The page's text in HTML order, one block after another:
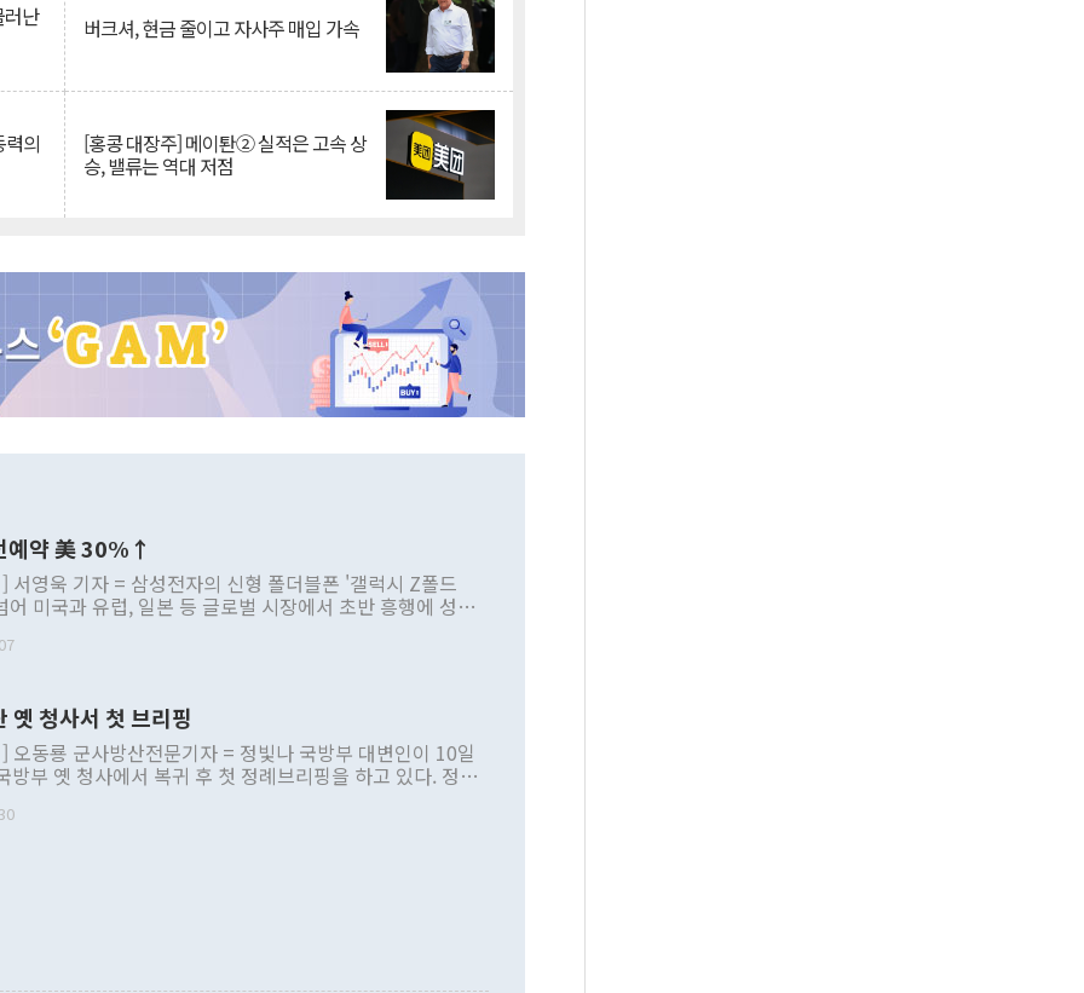
러난 버크셔, 현금 줄이고 자사주 매입 가속
의 [홍콩 대장주] 메이퇀② 실적은 고속 상
승, 밸류는 역대 저점
예약 美 30%↑
서영욱 기자 = 삼성전자의 신형 폴더블폰 '갤럭시 Z폴드
어 미국과 유럽, 일본 등 글로벌 시장에서 초반 흥행에 성공
는 갤럭시 스마트폰 사상 최대 사전예약 기록을 새로 썼다.
더블 마니아뿐 아니라 일반 바형 스마트폰 사용자까지 끌
중장년 남성 중심이던 소비자층도 10~30대와 여성으로 확
폰 대중화 가능성에 대한 기대감도 커지고 있다. 갤럭시
DB] ◆ 美 30%·유럽 20%↑…한국선 144
일 시장조사업체 카운터포인트리서치 등에 따르면 갤럭시
옛 청사서 첫 브리핑
오동룡 군사방산전문기자 = 정빛나 국방부 대변인이 10일
부 옛 청사에서 복귀 후 첫 정례브리핑을 하고 있다. 정빛
핑을 하고 있다. [사진=오동룡 군사방산전문기자]